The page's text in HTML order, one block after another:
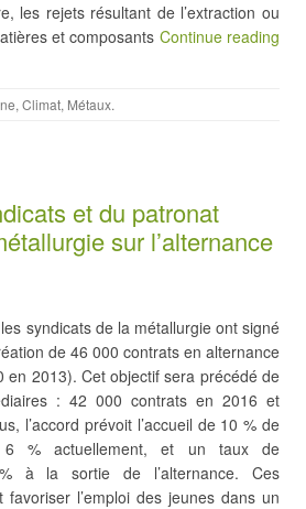
les rejets résultant de l’extraction ou
et composants Continue reading
, Climat, Métaux.
et du patronat
sur l’alternance
syndicats de la métallurgie ont signé
de 46 000 contrats en alternance
en 2013). Cet objectif sera précédé de
: 42 000 contrats en 2016 et
l’accord prévoit l’accueil de 10 % de
6 % actuellement, et un taux de
à la sortie de l’alternance. Ces
favoriser l’emploi des jeunes dans un